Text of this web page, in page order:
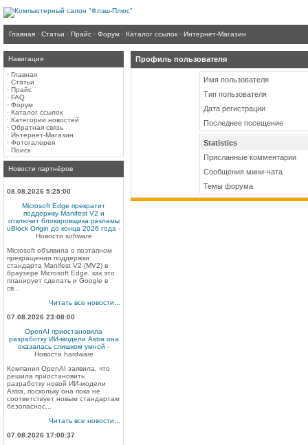
Главная · Статьи · Прайс · Форум · Каталог ссылок · Интернет-Магазин
Навигация
· Главная
· Статьи
· Прайс
· FAQ
· Форум
· Каталог ссылок
· Категории новостей
· Обратная связь
· Интернет-Магазин
· Фотогалерея
· Поиск
Новости партнёров
08.08.2026 5:25:00
Microsoft Edge прекратит
поддержку Manifest V2 и
отключит блокировщика рекламы
uBlock Origin до конца 2026 года -
Новости software
Microsoft объявила о поэтапном
прекращении поддержки
стандарта Manifest V2 (MV2) в
браузере Microsoft Edge, как это
планирует сделать и Google в
св...
Читать все новости...
07.08.2026 23:08:00
OpenAI приостановила
разработку ИИ-модели Astra она
оказалась слишком умной -
Новости hardware
Компания OpenAI заявила, что
решила приостановить
разработку новой ИИ-модели
Astra, поскольку она пока не
соответствует новым стандартам
безопаснос...
Читать все новости...
07.08.2026 17:00:37
Профиль пользователя
Имя пользователя
Тип пользователя
Дата регистрации
Последнее посещение
Statistics
Присланные комментарии
Сообщения мини-чата
Темы форума